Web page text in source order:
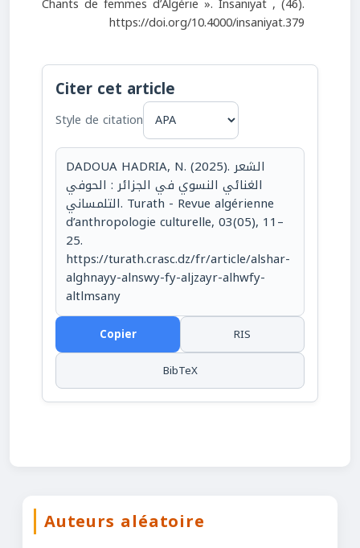
Chants de femmes d’Algérie ». Insaniyat , (46).
https://doi.org/10.4000/insaniyat.379
Citer cet article
Style de citation
DADOUA HADRIA, N. (2025). الشعر
الغنائي النسوي في الجزائر : الحوفي
التلمساني. Turath - Revue algérienne
d’anthropologie culturelle, 03(05), 11–
25.
https://turath.crasc.dz/fr/article/alshar-
alghnayy-alnswy-fy-aljzayr-alhwfy-
altlmsany
Copier
RIS
BibTeX
Auteurs aléatoire